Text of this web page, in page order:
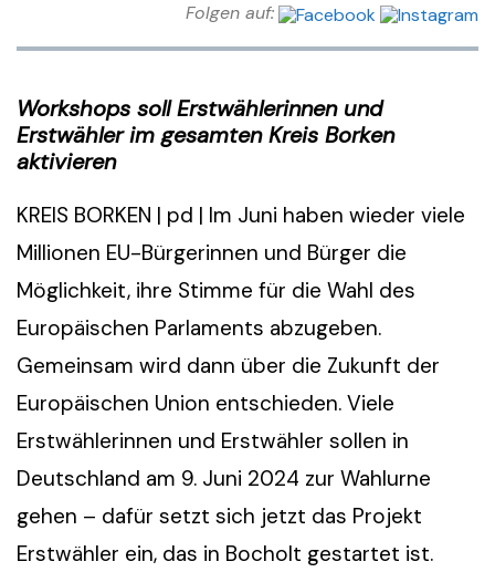
Folgen auf:
Workshops soll Erstwählerinnen und
Erstwähler im gesamten Kreis Borken
aktivieren
KREIS BORKEN | pd | Im Juni haben wieder viele
Millionen EU-Bürgerinnen und Bürger die
Möglichkeit, ihre Stimme für die Wahl des
Europäischen Parlaments abzugeben.
Gemeinsam wird dann über die Zukunft der
Europäischen Union entschieden. Viele
Erstwählerinnen und Erstwähler sollen in
Deutschland am 9. Juni 2024 zur Wahlurne
gehen – dafür setzt sich jetzt das Projekt
Erstwähler ein, das in Bocholt gestartet ist.